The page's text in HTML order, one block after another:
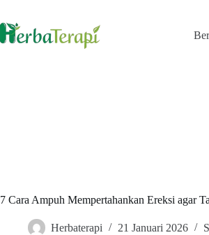
content
7 Cara Ampuh Mempertahankan Ereksi agar
Herbaterapi 21 Januari 2026